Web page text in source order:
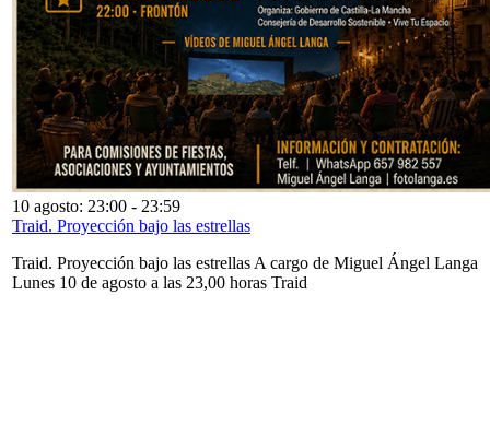
10 agosto: 23:00 - 23:59
Traid. Proyección bajo las estrellas
Traid. Proyección bajo las estrellas A cargo de Miguel Ángel Langa
Lunes 10 de agosto a las 23,00 horas Traid